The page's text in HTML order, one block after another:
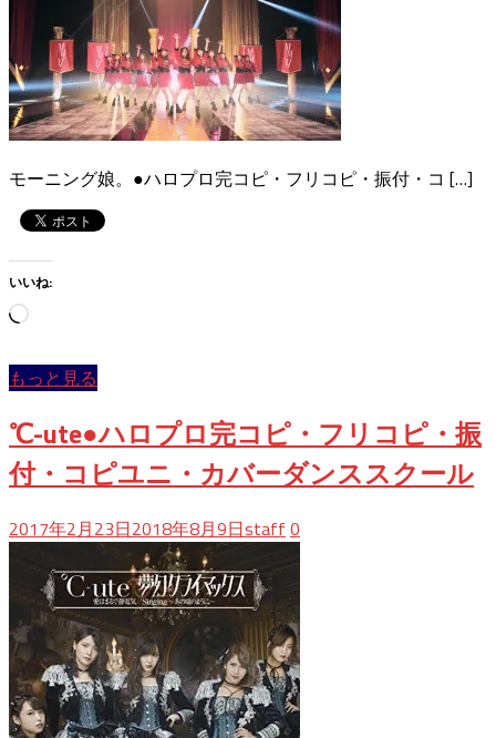
モーニング娘。●ハロプロ完コピ・フリコピ・振付・コ […]
いいね:
読
込
み
中…
もっと見る
℃-ute●ハロプロ完コピ・フリコピ・振
付・コピユニ・カバーダンススクール
2017年2月23日2018年8月9日staff 0